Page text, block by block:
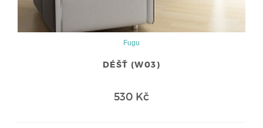
Fugu
DÉŠŤ (W03)
530 Kč